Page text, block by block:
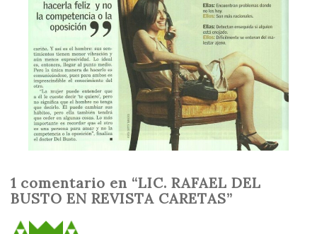
1 comentario en “LIC. RAFAEL DEL
BUSTO EN REVISTA CARETAS”